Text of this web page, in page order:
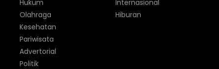
Hukum
Olahraga
Internasional
Hiburan
Kesehatan
Pariwisata
Advertorial
Politik